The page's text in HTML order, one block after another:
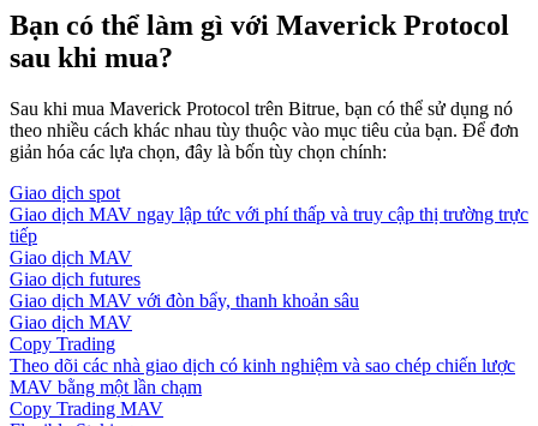
Bạn có thể làm gì với Maverick Protocol
sau khi mua?
Sau khi mua Maverick Protocol trên Bitrue, bạn có thể sử dụng nó
theo nhiều cách khác nhau tùy thuộc vào mục tiêu của bạn. Để đơn
giản hóa các lựa chọn, đây là bốn tùy chọn chính:
Giao dịch spot
Giao dịch MAV ngay lập tức với phí thấp và truy cập thị trường trực
tiếp
Giao dịch MAV
Giao dịch futures
Giao dịch MAV với đòn bẩy, thanh khoản sâu
Giao dịch MAV
Copy Trading
Theo dõi các nhà giao dịch có kinh nghiệm và sao chép chiến lược
MAV bằng một lần chạm
Copy Trading MAV